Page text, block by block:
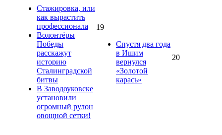
Стажировка, или
как вырастить
профессионала
Волонтёры
Победы
расскажут
историю
Сталинградской
битвы
В Заводоуковске
установили
огромный рулон
овощной сетки!
19
Спустя два года
в Ишим
вернулся
«Золотой
карась»
20